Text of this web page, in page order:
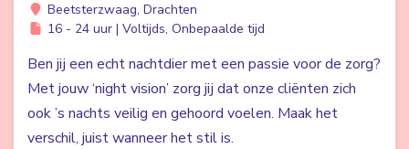
Beetsterzwaag, Drachten
16 - 24 uur | Voltijds, Onbepaalde tijd
Ben jij een echt nachtdier met een passie voor de zorg?
Met jouw ‘night vision’ zorg jij dat onze cliënten zich
ook ’s nachts veilig en gehoord voelen. Maak het
verschil, juist wanneer het stil is.